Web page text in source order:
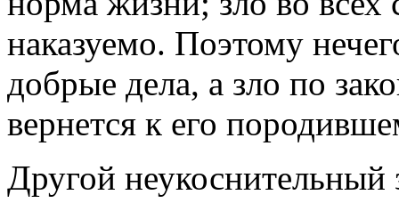
наказуемо. Поэтому
добрые дела, а зло по
вернется к его
Другой неукоснительный